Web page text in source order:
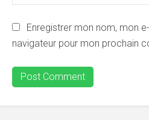
Enregistrer mon nom, mon
navigateur pour mon prochain